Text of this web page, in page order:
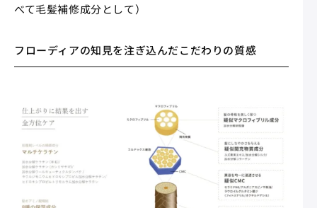
べて毛髪補修成分として）
フローディアの知見を注ぎ込んだこだわりの質感